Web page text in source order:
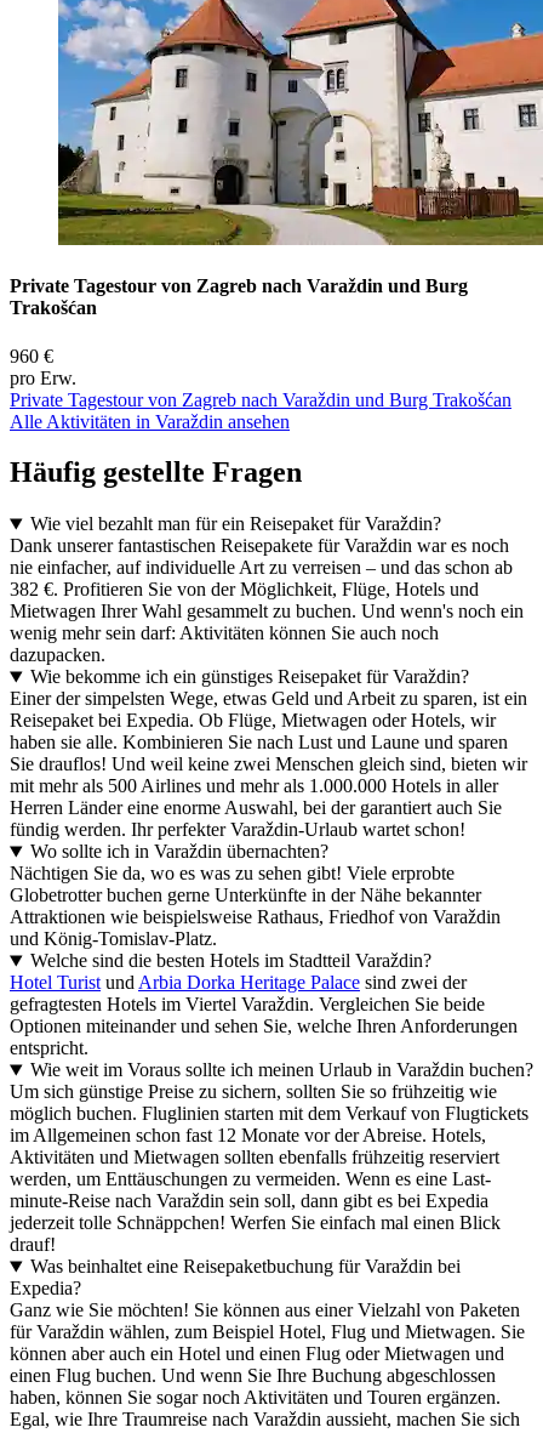
Private Tagestour von Zagreb nach Varaždin und Burg
Trakošćan
960 €
pro Erw.
Private Tagestour von Zagreb nach Varaždin und Burg Trakošćan
Alle Aktivitäten in Varaždin ansehen
Häufig gestellte Fragen
Wie viel bezahlt man für ein Reisepaket für Varaždin?
Dank unserer fantastischen Reisepakete für Varaždin war es noch
nie einfacher, auf individuelle Art zu verreisen – und das schon ab
382 €. Profitieren Sie von der Möglichkeit, Flüge, Hotels und
Mietwagen Ihrer Wahl gesammelt zu buchen. Und wenn's noch ein
wenig mehr sein darf: Aktivitäten können Sie auch noch
dazupacken.
Wie bekomme ich ein günstiges Reisepaket für Varaždin?
Einer der simpelsten Wege, etwas Geld und Arbeit zu sparen, ist ein
Reisepaket bei Expedia. Ob Flüge, Mietwagen oder Hotels, wir
haben sie alle. Kombinieren Sie nach Lust und Laune und sparen
Sie drauflos! Und weil keine zwei Menschen gleich sind, bieten wir
mit mehr als 500 Airlines und mehr als 1.000.000 Hotels in aller
Herren Länder eine enorme Auswahl, bei der garantiert auch Sie
fündig werden. Ihr perfekter Varaždin-Urlaub wartet schon!
Wo sollte ich in Varaždin übernachten?
Nächtigen Sie da, wo es was zu sehen gibt! Viele erprobte
Globetrotter buchen gerne Unterkünfte in der Nähe bekannter
Attraktionen wie beispielsweise Rathaus, Friedhof von Varaždin
und König-Tomislav-Platz.
Welche sind die besten Hotels im Stadtteil Varaždin?
Hotel Turist und Arbia Dorka Heritage Palace sind zwei der
gefragtesten Hotels im Viertel Varaždin. Vergleichen Sie beide
Optionen miteinander und sehen Sie, welche Ihren Anforderungen
entspricht.
Wie weit im Voraus sollte ich meinen Urlaub in Varaždin buchen?
Um sich günstige Preise zu sichern, sollten Sie so frühzeitig wie
möglich buchen. Fluglinien starten mit dem Verkauf von Flugtickets
im Allgemeinen schon fast 12 Monate vor der Abreise. Hotels,
Aktivitäten und Mietwagen sollten ebenfalls frühzeitig reserviert
werden, um Enttäuschungen zu vermeiden. Wenn es eine Last-
minute-Reise nach Varaždin sein soll, dann gibt es bei Expedia
jederzeit tolle Schnäppchen! Werfen Sie einfach mal einen Blick
drauf!
Was beinhaltet eine Reisepaketbuchung für Varaždin bei
Expedia?
Ganz wie Sie möchten! Sie können aus einer Vielzahl von Paketen
für Varaždin wählen, zum Beispiel Hotel, Flug und Mietwagen. Sie
können aber auch ein Hotel und einen Flug oder Mietwagen und
einen Flug buchen. Und wenn Sie Ihre Buchung abgeschlossen
haben, können Sie sogar noch Aktivitäten und Touren ergänzen.
Egal, wie Ihre Traumreise nach Varaždin aussieht, machen Sie sich